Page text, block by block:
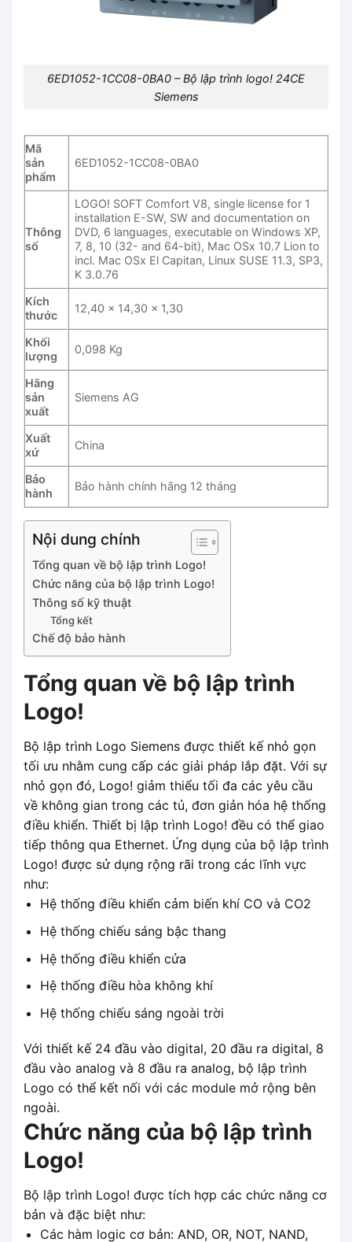
6ED1052-1CC08-0BA0 – Bộ lập trình logo! 24CE
Siemens
Mã
sản
phẩm
6ED1052-1CC08-0BA0
Thông
số
LOGO! SOFT Comfort V8, single license for 1
installation E-SW, SW and documentation on
DVD, 6 languages, executable on Windows XP,
7, 8, 10 (32- and 64-bit), Mac OSx 10.7 Lion to
incl. Mac OSx El Capitan, Linux SUSE 11.3, SP3,
K 3.0.76
Kích
thước
12,40 x 14,30 x 1,30
Khối
lượng
0,098 Kg
Hãng
sản
xuất
Siemens AG
Xuất
xứ
China
Bảo
hành
Bảo hành chính hãng 12 tháng
Nội dung chính
Tổng quan về bộ lập trình Logo!
Chức năng của bộ lập trình Logo!
Thông số kỹ thuật
Tổng kết
Chế độ bảo hành
Tổng quan về bộ lập trình
Logo!
Bộ lập trình Logo Siemens được thiết kế nhỏ gọn
tối ưu nhằm cung cấp các giải pháp lắp đặt. Với sự
nhỏ gọn đó, Logo! giảm thiểu tối đa các yêu cầu
về không gian trong các tủ, đơn giản hóa hệ thống
điều khiển. Thiết bị lập trình Logo! đều có thể giao
tiếp thông qua Ethernet. Ứng dụng của bộ lập trình
Logo! được sử dụng rộng rãi trong các lĩnh vực
như:
Hệ thống điều khiển cảm biến khí CO và CO2
Hệ thống chiếu sáng bậc thang
Hệ thống điều khiển cửa
Hệ thống điều hòa không khí
Hệ thống chiếu sáng ngoài trời
Với thiết kế 24 đầu vào digital, 20 đầu ra digital, 8
đầu vào analog và 8 đầu ra analog, bộ lập trình
Logo có thể kết nối với các module mở rộng bên
ngoài.
Chức năng của bộ lập trình
Logo!
Bộ lập trình Logo! được tích hợp các chức năng cơ
bản và đặc biệt như:
Các hàm logic cơ bản: AND, OR, NOT, NAND,